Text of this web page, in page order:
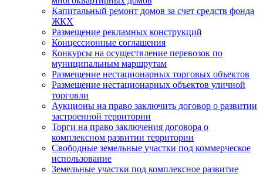
Капитальный ремонт домов за счет средств фонда
ЖКХ
Размещение рекламных конструкций
Концессионные соглашения
Конкурсы на осуществление перевозок по
муниципальным маршрутам
Размещение нестационарных торговых объектов
Размещение нестационарных объектов уличной
торговли
Аукционы на право заключить договор о развитии
застроенной территории
Торги на право заключения договора о
комплексном развитии территории
Свободные земельные участки под коммерческое
использование
Земельные участки под комплексное развитие